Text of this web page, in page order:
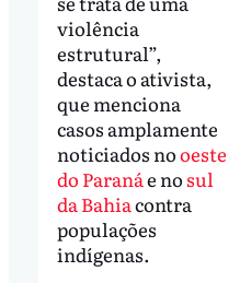
violência
estrutural”,
destaca o ativista,
que menciona
casos amplamente
noticiados nooeste
do Paranáe no sul
da Bahiacontra
populações
indígenas.